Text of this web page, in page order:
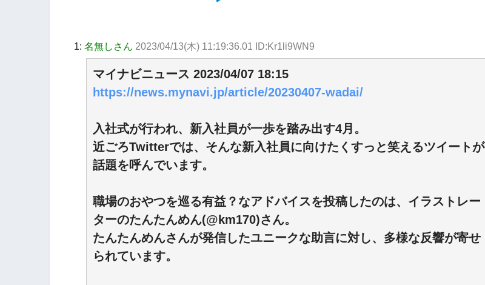
1: 名無しさん 2023/04/13(木) 11:19:36.01 ID:Kr1li9WN9
マイナビニュース 2023/04/07 18:15
https://news.mynavi.jp/article/20230407-wadai/
入社式が行われ、新入社員が一歩を踏み出す4月。
近ごろTwitterでは、そんな新入社員に向けたくすっと笑えるツイートが
話題を呼んでいます。
職場のおやつを巡る有益？なアドバイスを投稿したのは、イラストレー
ターのたんたんめん(@km170)さん。
たんたんめんさんが発信したユニークな助言に対し、多様な反響が寄せ
られています。